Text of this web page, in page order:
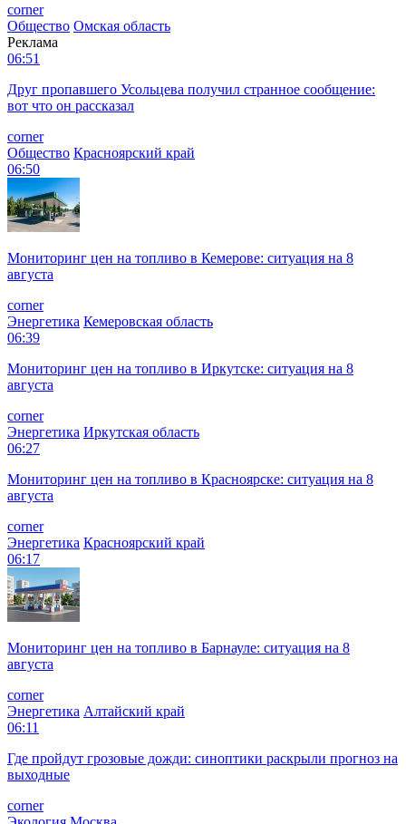
corner
Общество Омская область
Реклама
06:51
Друг пропавшего Усольцева получил странное сообщение:
вот что он рассказал
corner
Общество Красноярский край
06:50
Мониторинг цен на топливо в Кемерове: ситуация на 8
августа
corner
Энергетика Кемеровская область
06:39
Мониторинг цен на топливо в Иркутске: ситуация на 8
августа
corner
Энергетика Иркутская область
06:27
Мониторинг цен на топливо в Красноярске: ситуация на 8
августа
corner
Энергетика Красноярский край
06:17
Мониторинг цен на топливо в Барнауле: ситуация на 8
августа
corner
Энергетика Алтайский край
06:11
Где пройдут грозовые дожди: синоптики раскрыли прогноз на
выходные
corner